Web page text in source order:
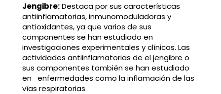
Jengibre:Destaca por sus características
antiinflamatorias, inmunomoduladoras y
antioxidantes, ya que varios de sus
componentes se han estudiado en
investigaciones experimentales y clínicas. Las
actividades antiinflamatorias de el jengibre o
sus componentes también se han estudiado
en enfermedades como la inflamación de las
vías respiratorias.